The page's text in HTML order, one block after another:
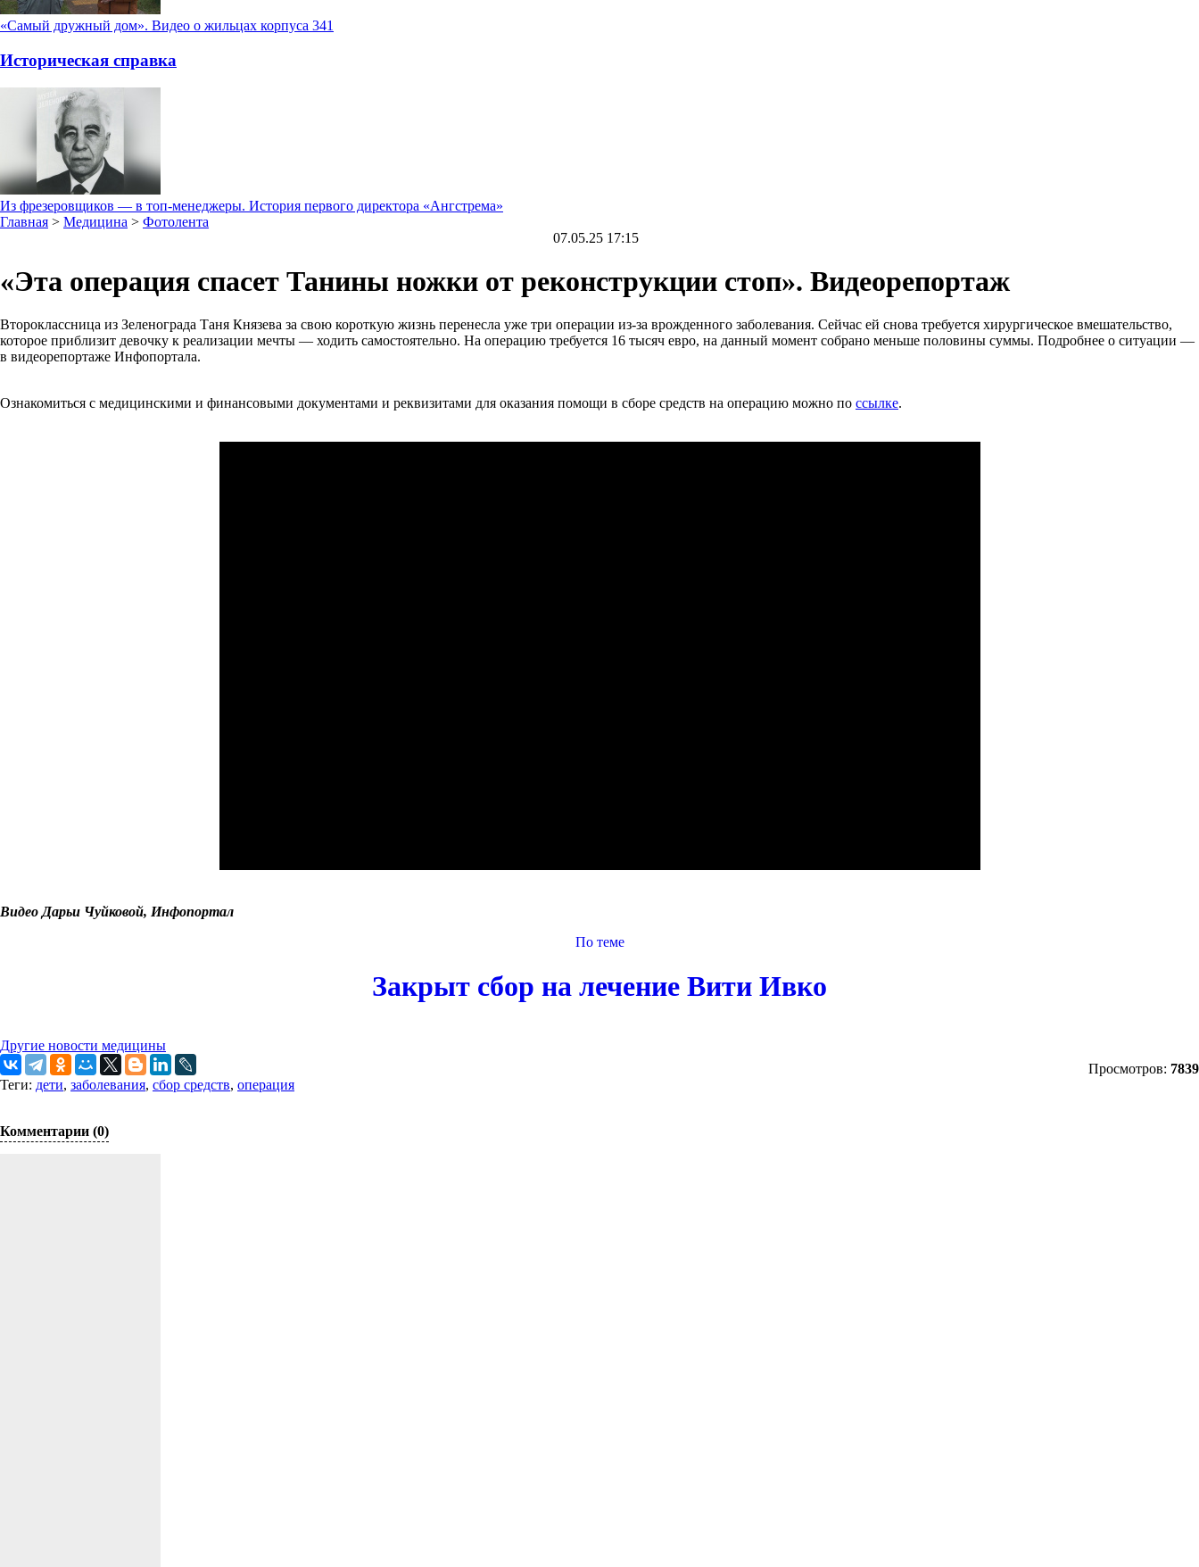
«Самый дружный дом». Видео о жильцах корпуса 341
Историческая справка
Из фрезеровщиков — в топ-менеджеры. История первого директора «Ангстрема»
Главная > Медицина > Фотолента
07.05.25 17:15
«Эта операция спасет Танины ножки от реконструкции стоп». Видеорепортаж
Второклассница из Зеленограда Таня Князева за свою короткую жизнь перенесла уже три операции из-за врожденного заболевания. Сейчас ей снова требуется хирургическое вмешательство,
которое приблизит девочку к реализации мечты — ходить самостоятельно. На операцию требуется 16 тысяч евро, на данный момент собрано меньше половины суммы. Подробнее о ситуации —
в видеорепортаже Инфопортала.
Ознакомиться с медицинскими и финансовыми документами и реквизитами для оказания помощи в сборе средств на операцию можно по ссылке.
Видео Дарьи Чуйковой, Инфопортал
По теме
Закрыт сбор на лечение Вити Ивко
Другие новости медицины
Просмотров: 7839
Теги: дети, заболевания, сбор средств, операция
Комментарии (0)